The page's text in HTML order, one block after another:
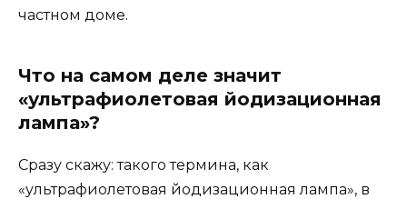
частном доме.
Что на самом деле значит
«ультрафиолетовая йодизационная
лампа»?
Сразу скажу: такого термина, как
«ультрафиолетовая йодизационная лампа», в